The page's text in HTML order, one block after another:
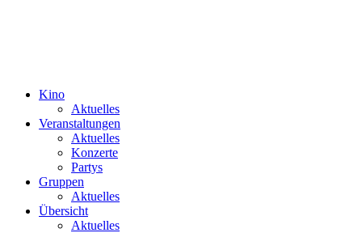
Kino
Aktuelles
Veranstaltungen
Aktuelles
Konzerte
Partys
Gruppen
Aktuelles
Übersicht
Aktuelles